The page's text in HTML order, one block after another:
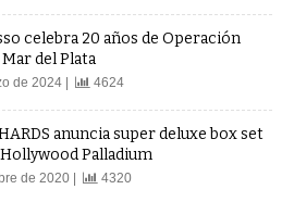
celebra 20 años de Operación
del Plata
de 2024 | 4624
anuncia super deluxe box set
Palladium
de 2020 | 4320